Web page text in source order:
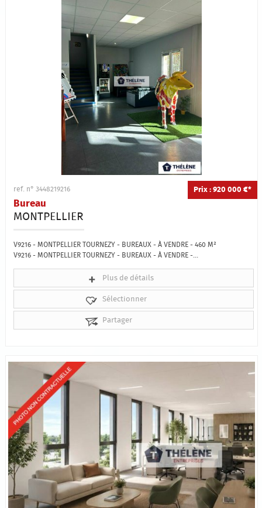
Prix : 920 000 €*
ref. n° 3448219216
Bureau
MONTPELLIER
V9216 - MONTPELLIER TOURNEZY - BUREAUX - À VENDRE - 460 M²
V9216 - MONTPELLIER TOURNEZY - BUREAUX - À VENDRE -...
Plus de détails
Sélectionner
Partager